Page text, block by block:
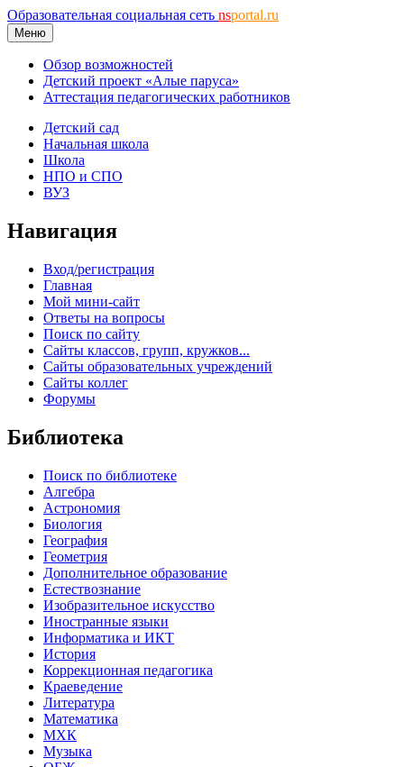
Образовательная социальная сеть nsportal.ru
Меню
Обзор возможностей
Детский проект «Алые паруса»
Аттестация педагогических работников
Детский сад
Начальная школа
Школа
НПО и СПО
ВУЗ
Навигация
Вход/регистрация
Главная
Мой мини-сайт
Ответы на вопросы
Поиск по сайту
Сайты классов, групп, кружков...
Сайты образовательных учреждений
Сайты коллег
Форумы
Библиотека
Поиск по библиотеке
Алгебра
Астрономия
Биология
География
Геометрия
Дополнительное образование
Естествознание
Изобразительное искусство
Иностранные языки
Информатика и ИКТ
История
Коррекционная педагогика
Краеведение
Литература
Математика
МХК
Музыка